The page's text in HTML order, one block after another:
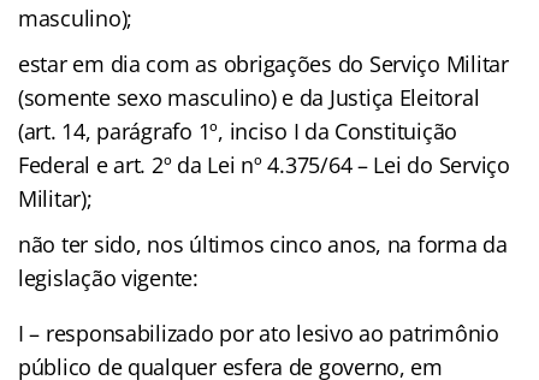
masculino);
estar em dia com as obrigações do Serviço Militar
(somente sexo masculino) e da Justiça Eleitoral
(art. 14, parágrafo 1º, inciso I da Constituição
Federal e art. 2º da Lei nº 4.375/64 – Lei do Serviço
Militar);
não ter sido, nos últimos cinco anos, na forma da
legislação vigente:
I – responsabilizado por ato lesivo ao patrimônio
público de qualquer esfera de governo, em